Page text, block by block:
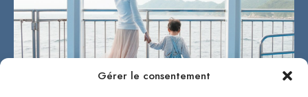
Gérer le consentement